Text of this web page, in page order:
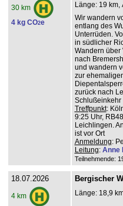
30 km
4 kg CO2e
Länge: 19 km,
Wir wandern
entlang des
Unterrüden.
in südlicher
Wandern über
nach
und wandern
zur
zurück nach
Schlußeinkehr
Treffpunkt:
9:25 Uhr,
Leichlingen.
ist vor Ort
Anmeldung:
Leitung: Anne
Teilnehmende:
18.07.2026
4 km
Bergischer
Länge: 18,9